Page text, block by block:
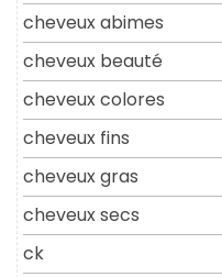
cheveux abimes
cheveux beauté
cheveux colores
cheveux fins
cheveux gras
cheveux secs
ck